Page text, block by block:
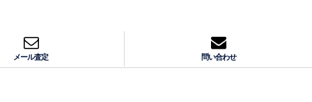
メール査定 問い合わせ